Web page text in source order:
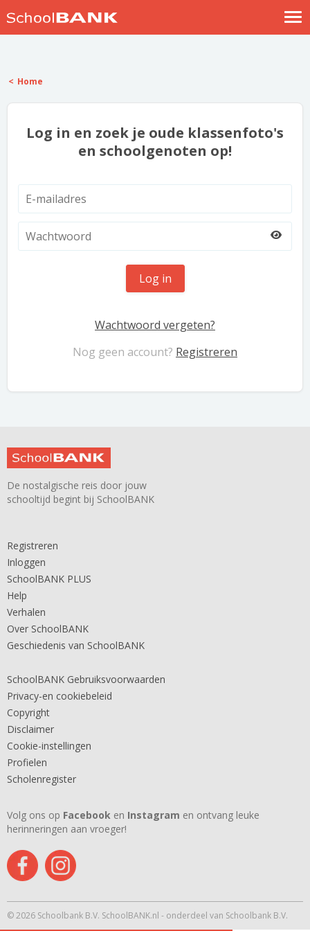
Help
Home
Log in en zoek je oude klassenfoto's
en schoolgenoten op!
Log in
Wachtwoord vergeten?
Nog geen account? Registreren
De nostalgische reis door jouw
schooltijd begint bij SchoolBANK
Registreren
Inloggen
SchoolBANK PLUS
Help
Verhalen
Over SchoolBANK
Geschiedenis van SchoolBANK
SchoolBANK Gebruiksvoorwaarden
Privacy-en cookiebeleid
Copyright
Disclaimer
Cookie-instellingen
Profielen
Scholenregister
Volg ons op Facebook en Instagram en ontvang leuke
herinneringen aan vroeger!
© 2026 Schoolbank B.V. SchoolBANK.nl - onderdeel van Schoolbank B.V.